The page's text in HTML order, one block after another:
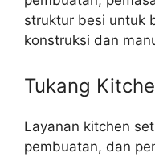
struktur besi untuk
konstruksi dan
Tukang
Layanan kitchen
pembuatan, dan